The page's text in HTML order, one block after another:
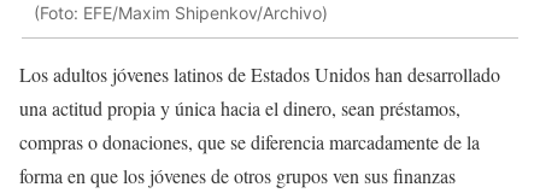
(Foto: EFE/Maxim Shipenkov/Archivo)
Los adultos jóvenes latinos de Estados Unidos han desarrollado
una actitud propia y única hacia el dinero, sean préstamos,
compras o donaciones, que se diferencia marcadamente de la
forma en que los jóvenes de otros grupos ven sus finanzas